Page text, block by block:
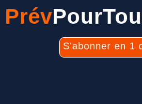
Prév
S'abonner en 1